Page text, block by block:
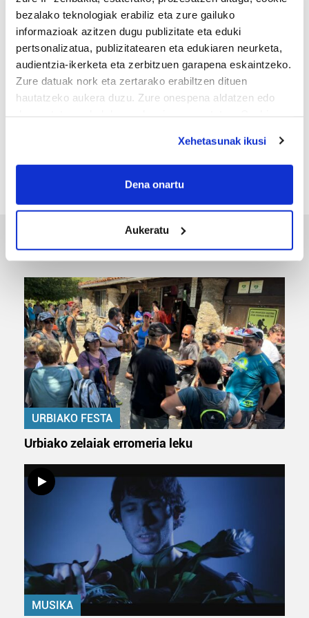
bezalako teknologiak erabiliz eta zure gailuko
informazioak azitzen dugu publizitate eta eduki
pertsonalizatua, publizitatearen eta edukiaren neurketa,
audientzia-ikerketa eta zerbitzuen garapena eskaintzeko.
Zure datuak nork eta zertarako erabiltzen dituen
hautatzeko aukera duzu. Zure onespena aldatzen edo
If you allow, we would also like to:
Collect information about your geographical
meters
Identify your device by actively scanning it for
specific characteristics (fingerprinting)
and set your preferences in thedetails section.
Guk eta gure bazkideek zure datu pertsonalak
prozesatzen ditugu, zure IP zenbakia, besteak beste,
teknologia erabiliz, cookieak adibidez, iragarki eta eduki
pertsonalizatuak eskaintzeko, iragarkiak eta edukia
neurtzeko, jendeari buruzko informazioa biltzeko eta
produktuak garatzeko. Zure datuak nork eta zertarako
erabiltzen dituen hauta dezakezu.
Bazkide batzuek ez dizute baimenik eskatzen, eta beren
interes komertzial legitimoetan babesten dira. Ikusi gure
bazkideen zerrenda, beren ustez zein helburutarako
duten interes legitimoa eta horren aurka nola egin
dezakezun ikusteko.
Lortu zure datu pertsonalak prozesatzeko moduari
buruzko informazio gehiago eta ezarri zure lehentasunak
datuen atalean. Edozein unetan alda edo ken dezakezu
zure baimena Cookieen adierazpenean.
Xehetasunak ikusi
Dena onartu
Aukeratu
MEMORIA HISTORIKOA
«Gai tabua izan da etxe gehienetan, jendeak
ERREPORTAJEAK
URBIAKO FESTA
Urbiako zelaiak erromeria leku
MUSIKA